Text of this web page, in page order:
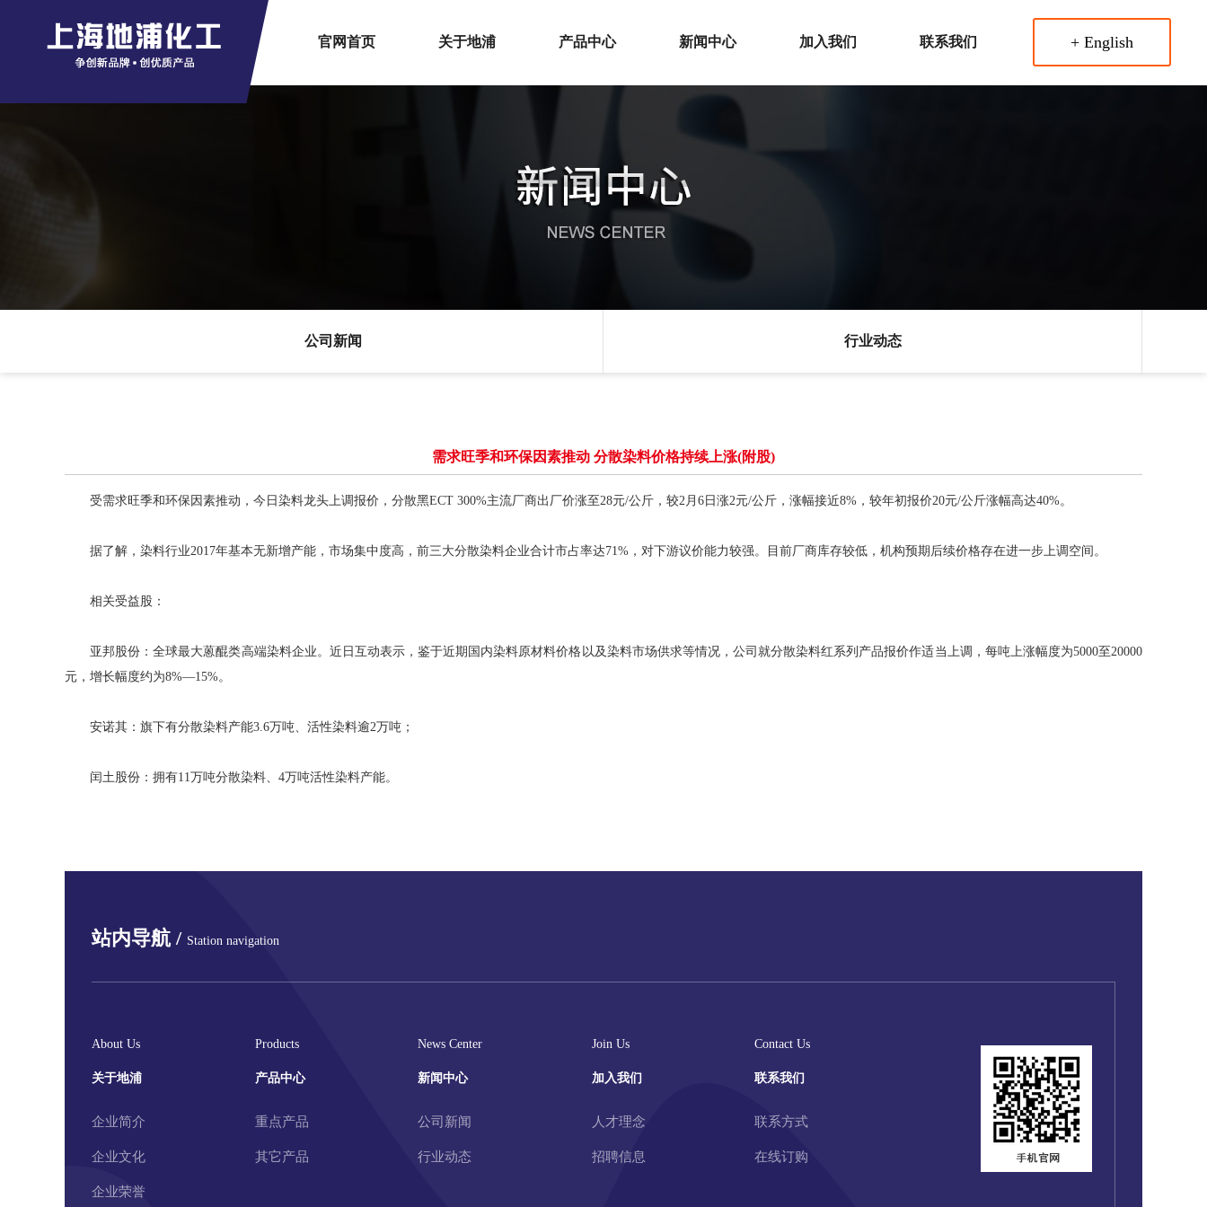
+ English
官网首页 关于地浦 产品中心 新闻中心 加入我们 联系我们
公司新闻 行业动态
需求旺季和环保因素推动 分散染料价格持续上涨(附股)
受需求旺季和环保因素推动，今日染料龙头上调报价，分散黑ECT 300%主流厂商出厂价涨至28元/公斤，较2月6日涨2元/公斤，涨幅接近8%，较年初报价20元/公斤涨幅高达40%。
据了解，染料行业2017年基本无新增产能，市场集中度高，前三大分散染料企业合计市占率达71%，对下游议价能力较强。目前厂商库存较低，机构预期后续价格存在进一步上调空间。
相关受益股：
亚邦股份：全球最大蒽醌类高端染料企业。近日互动表示，鉴于近期国内染料原材料价格以及染料市场供求等情况，公司就分散染料红系列产品报价作适当上调，每吨上涨幅度为5000至20000
元，增长幅度约为8%—15%。
安诺其：旗下有分散染料产能3.6万吨、活性染料逾2万吨；
闰土股份：拥有11万吨分散染料、4万吨活性染料产能。
站内导航 / Station navigation
About Us
关于地浦
企业简介
企业文化
企业荣誉
Products
产品中心
重点产品
其它产品
News Center
新闻中心
公司新闻
行业动态
Join Us
加入我们
人才理念
招聘信息
Contact Us
联系我们
联系方式
在线订购